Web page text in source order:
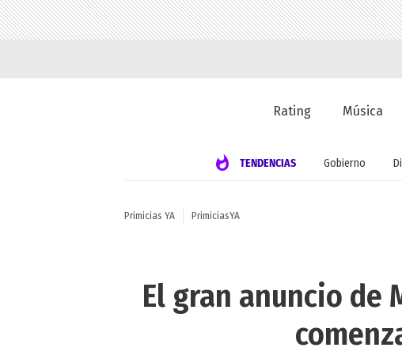
Rating Música
TENDENCIAS Gobierno
Primicias YA PrimiciasYA
El gran anuncio de